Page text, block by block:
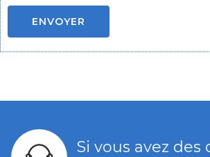
Si vous avez des